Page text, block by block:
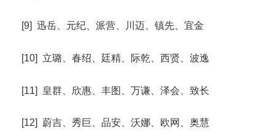
[9] 迅岳、元纪、派营、川迈、镇先、宜金
[10] 立璐、春绍、廷精、际乾、西贤、波逸
[11] 皇群、欣惠、丰图、万谦、泽会、致长
[12] 蔚吉、秀巨、品安、沃娜、欧网、奥慧